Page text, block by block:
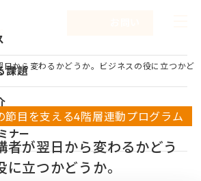
TOP
自律
み作り
課題
ナー
日から変わるかどうか。ビジネスの役に立つかど
節目を支える4階層連動プログラム
者が翌日から変わるかどう
立つかどうか。